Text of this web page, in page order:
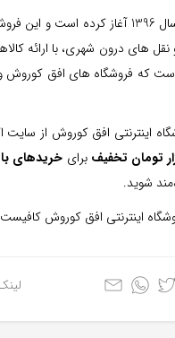
فروشگاه اینترنتی اکالا فعالیت خود را
های درون شهری، با ارائه
که فروشگاه‌ های افق کوروش
اینترنتی افق کوروش از سایت
تخفیف برای خریدهای بالاتر از 130
شوید.
اینترنتی افق کوروش